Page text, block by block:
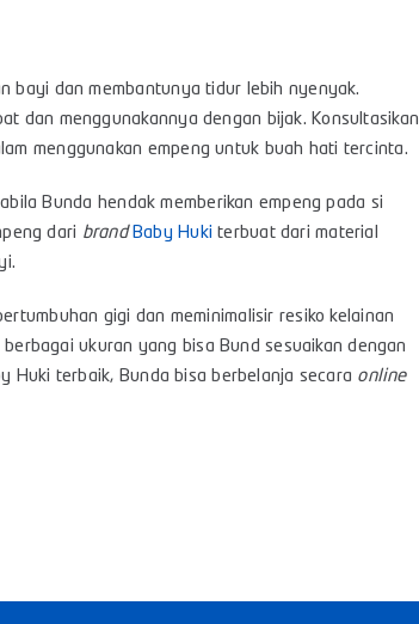
bayi dan membantunya tidur lebih nyenyak.
dan menggunakannya dengan bijak. Konsultasikan
menggunakan empeng untuk buah hati tercinta.
Bunda hendak memberikan empeng pada si
dari brand Baby Huki terbuat dari material
gigi dan meminimalisir resiko kelainan
ukuran yang bisa Bund sesuaikan dengan
Huki terbaik, Bunda bisa berbelanja secara online